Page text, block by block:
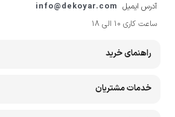
آدرس ایمیل info@dekoyar.com
ساعت کاری 10 الی 18
راهنمای خرید
خدمات مشتریان